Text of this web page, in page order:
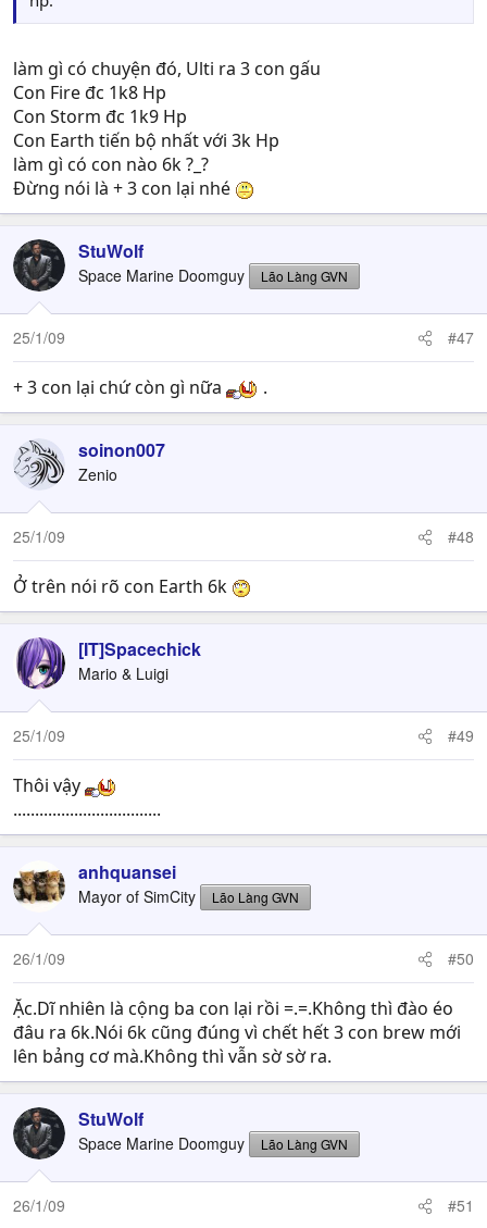
làm gì có chuyện đó, Ulti ra 3 con gấu
Con Fire đc 1k8 Hp
Con Storm đc 1k9 Hp
Con Earth tiến bộ nhất với 3k Hp
làm gì có con nào 6k ?_?
Đừng nói là + 3 con lại nhé
StuWolf
Space Marine Doomguy Lão Làng GVN
25/1/09 #47
+ 3 con lại chứ còn gì nữa .
soinon007
Zenio
25/1/09 #48
Ở trên nói rõ con Earth 6k
[IT]Spacechick
Mario & Luigi
25/1/09 #49
Thôi vậy
..................................
anhquansei
Mayor of SimCity Lão Làng GVN
26/1/09 #50
Ặc.Dĩ nhiên là cộng ba con lại rồi =.=.Không thì đào éo
đâu ra 6k.Nói 6k cũng đúng vì chết hết 3 con brew mới
lên bảng cơ mà.Không thì vẫn sờ sờ ra.
StuWolf
Space Marine Doomguy Lão Làng GVN
26/1/09 #51